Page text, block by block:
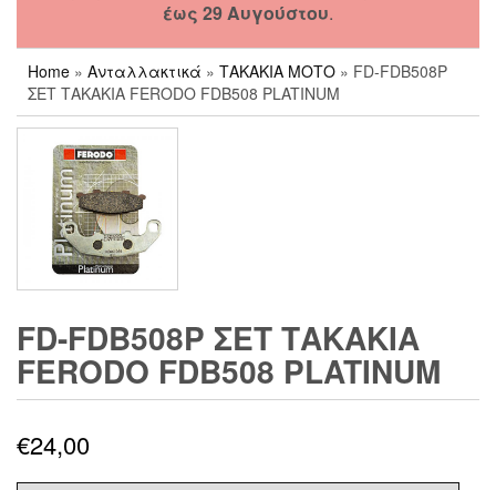
έως 29 Αυγούστου.
Home » Ανταλλακτικά » ΤΑΚΑΚΙΑ ΜΟΤΟ » FD-FDB508P
ΣΕΤ ΤΑΚΑΚΙΑ FERODO FDB508 PLATINUM
FD-FDB508P ΣΕΤ ΤΑΚΑΚΙΑ
FERODO FDB508 PLATINUM
€24,00